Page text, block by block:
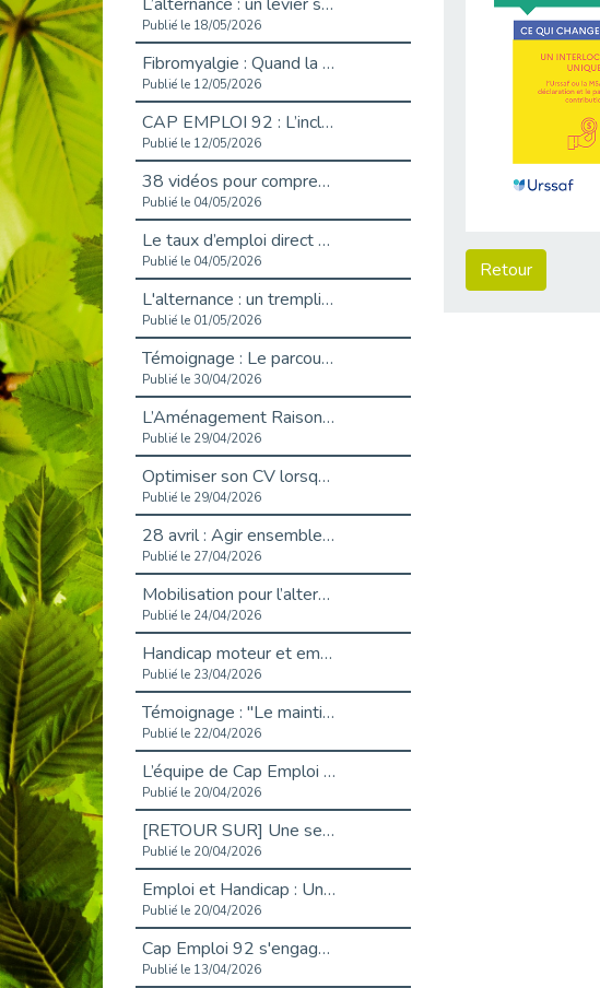
Publié le 18/05/2026
Fibromyalgie : Quand la douleur invisible s’invite au bureau
Publié le 12/05/2026
CAP EMPLOI 92 : L’inclusion portée à son sommet, bien au-delà des quotas
Publié le 12/05/2026
38 vidéos pour comprendre et agir durablement
Publié le 04/05/2026
Le taux d’emploi direct dans la fonction publique dépasse 6 % en 2025
Publié le 04/05/2026
L'alternance : un tremplin vers l'emploi aussi pour les personnes en situation de handicap
Publié le 01/05/2026
Témoignage : Le parcours de Marc, 44 ans
Publié le 30/04/2026
L’Aménagement Raisonnable : Un Levier pour l’Équité
Publié le 29/04/2026
Optimiser son CV lorsqu’on est en situation de handicap
Publié le 29/04/2026
28 avril : Agir ensemble pour une culture de prévention au travail
Publié le 27/04/2026
Mobilisation pour l’alternance et le handicap
Publié le 24/04/2026
Handicap moteur et emploi : réussir ses recrutements vidéo
Publié le 23/04/2026
Témoignage : "Le maintien en emploi est un investissement, pas une contrainte."
Publié le 22/04/2026
L’équipe de Cap Emploi 92 s’agrandit : Bienvenue à Charmila, Khoudia et Fadila !
Publié le 20/04/2026
[RETOUR SUR] Une session de recrutement inclusive réussie à Asnières !
Publié le 20/04/2026
Emploi et Handicap : Une alliance de style entre Cap Emploi 92 et La Cravate Solidaire
Publié le 20/04/2026
Cap Emploi 92 s'engage pour la santé mentale : La formation PSSM au cœur de l'accompagnement
Publié le 13/04/2026
Retour